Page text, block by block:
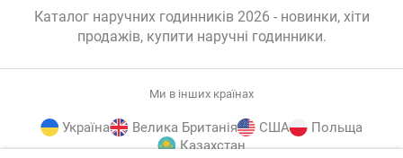
Каталог наручних годинників 2026 - новинки, хіти
продажів, купити наручні годинники.
Ми в інших країнах
Україна Велика Британія США
Польща
Казахстан